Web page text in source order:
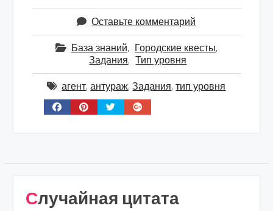
Оставьте комментарий
База знаний, Городские квесты,
Задания, Тип уровня
агент,антураж,Задания,тип уровня
Случайная цитата